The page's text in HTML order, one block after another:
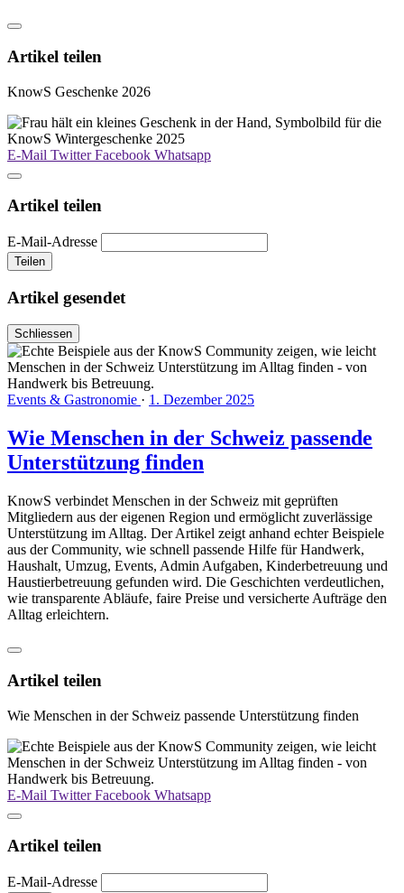
Artikel teilen
KnowS Geschenke 2026
E-Mail TwitterFacebook Whatsapp
Artikel teilen
E-Mail-Adresse
Teilen
Artikel gesendet
Schliessen
Events & Gastronomie · 1. Dezember 2025
Wie Menschen in der Schweiz passende
Unterstützung finden
KnowS verbindet Menschen in der Schweiz mit geprüften
Mitgliedern aus der eigenen Region und ermöglicht zuverlässige
Unterstützung im Alltag. Der Artikel zeigt anhand echter Beispiele
aus der Community, wie schnell passende Hilfe für Handwerk,
Haushalt, Umzug, Events, Admin Aufgaben, Kinderbetreuung und
Haustierbetreuung gefunden wird. Die Geschichten verdeutlichen,
wie transparente Abläufe, faire Preise und versicherte Aufträge den
Alltag erleichtern.
Artikel teilen
Wie Menschen in der Schweiz passende Unterstützung finden
E-Mail TwitterFacebook Whatsapp
Artikel teilen
E-Mail-Adresse